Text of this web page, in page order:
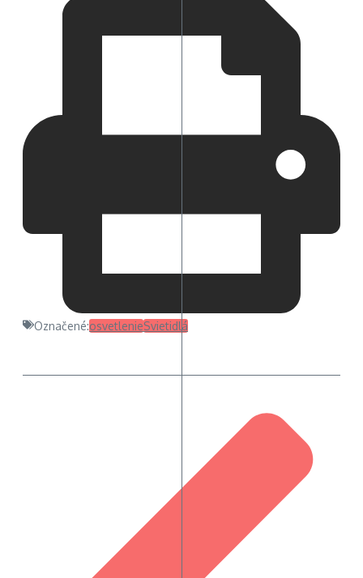
Označené:osvetlenieSvietidlá